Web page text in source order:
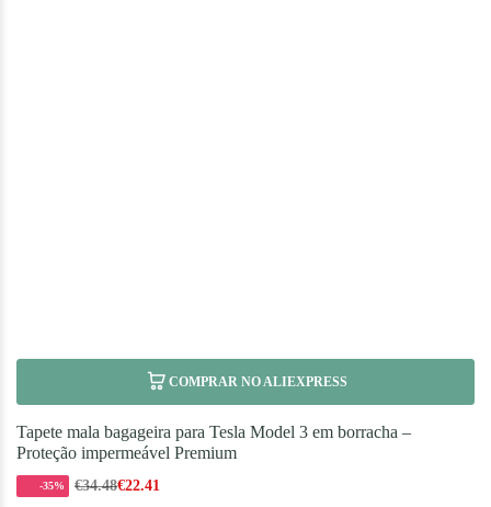
COMPRAR NO ALIEXPRESS
Tapete mala bagageira para Tesla Model 3 em borracha –
Proteção impermeável Premium
-35% €34.48€22.41